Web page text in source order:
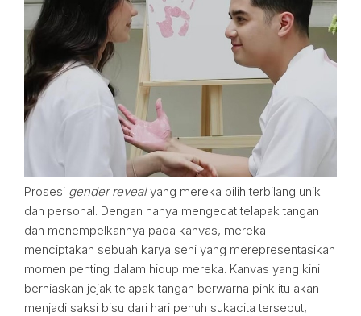
Prosesi gender revealyang mereka pilih terbilang unik
dan personal. Dengan hanya mengecat telapak tangan
dan menempelkannya pada kanvas, mereka
menciptakan sebuah karya seni yang merepresentasikan
momen penting dalam hidup mereka. Kanvas yang kini
berhiaskan jejak telapak tangan berwarna pink itu akan
menjadi saksi bisu dari hari penuh sukacita tersebut,